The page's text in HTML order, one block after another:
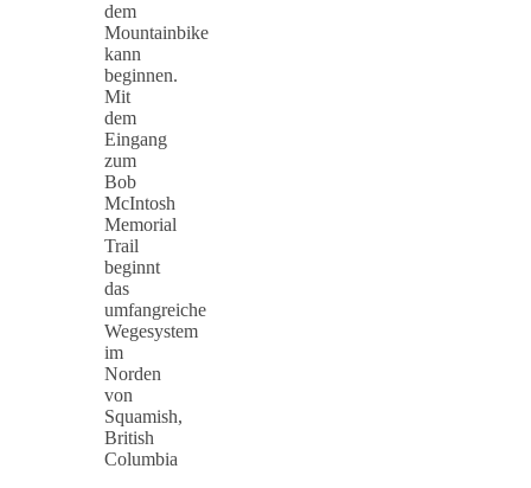
dem
Mountainbike
kann
beginnen.
Mit
dem
Eingang
zum
Bob
McIntosh
Memorial
Trail
beginnt
das
umfangreiche
Wegesystem
im
Norden
von
Squamish,
British
Columbia